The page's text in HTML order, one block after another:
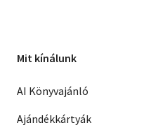
Mit kínálunk
AI Könyvajánló
Ajándékkártyák